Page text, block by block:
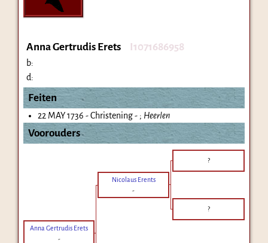
Anna Gertrudis Erets I1071686958
b:
d:
Feiten
22 MAY 1736 - Christening - ; Heerlen
Voorouders
?
Nicolaus Erents
-
?
Anna Gertrudis Erets
-